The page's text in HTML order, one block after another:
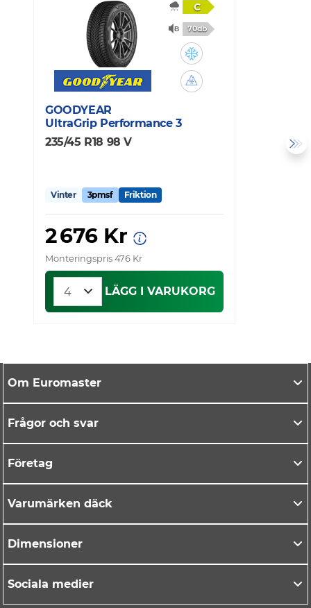
C
70db
GOODYEAR
UltraGrip Performance 3
235/45 R18 98 V
Vinter 3pmsf Friktion
2 676 Kr
Monteringspris 476 Kr
LÄGG I VARUKORG
Om Euromaster
Frågor och svar
Företag
Varumärken däck
Dimensioner
Sociala medier